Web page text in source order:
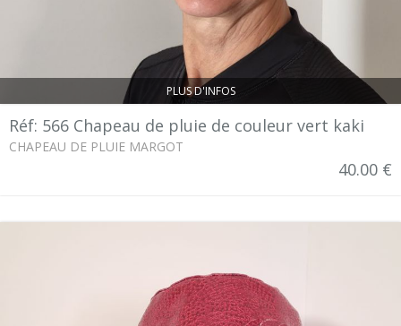
PLUS D'INFOS
Réf: 566 Chapeau de pluie de couleur vert kaki
CHAPEAU DE PLUIE MARGOT
40.00 €